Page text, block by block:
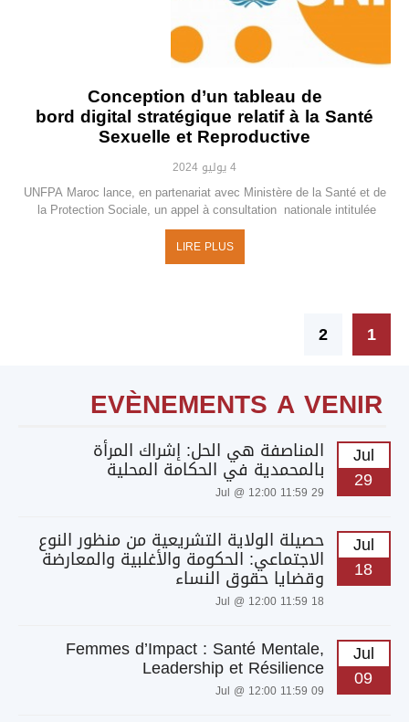
Conception d’un tableau de
bord digital stratégique relatif à la Santé
Sexuelle et Reproductive
4 يوليو 2024
UNFPA Maroc lance, en partenariat avec Ministère de la Santé et de
la Protection Sociale, un appel à consultation nationale intitulée
LIRE PLUS
1
2
EVÈNEMENTS A VENIR
Jul
29
المناصفة هي الحل: إشراك المرأة
بالمحمدية في الحكامة المحلية
29 Jul @ 12:00 11:59
Jul
18
حصيلة الولاية التشريعية من منظور النوع
الاجتماعي: الحكومة والأغلبية والمعارضة
وقضايا حقوق النساء
18 Jul @ 12:00 11:59
Jul
09
Femmes d’Impact : Santé Mentale,
Leadership et Résilience
09 Jul @ 12:00 11:59